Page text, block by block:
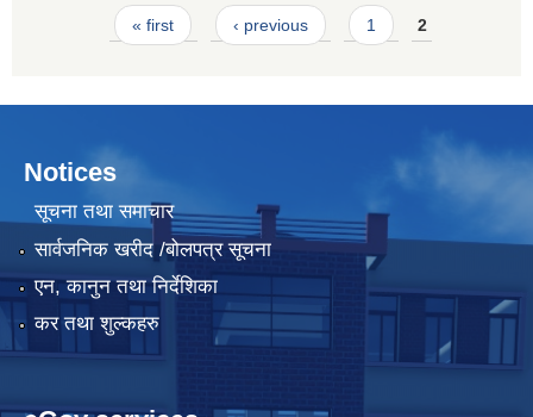
Pages« first ‹ previous 1 2
Notices
सूचना तथा समाचार
सार्वजनिक खरीद /बोलपत्र सूचना
एन, कानुन तथा निर्देशिका
कर तथा शुल्कहरु